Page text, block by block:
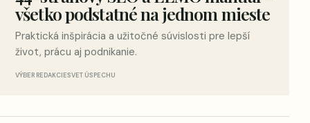
všetko podstatné na jednom mieste
Praktická inšpirácia a užitočné súvislosti pre lepší
život, prácu aj podnikanie.
VÝBER REDAKCIESVET ÚSPECHU